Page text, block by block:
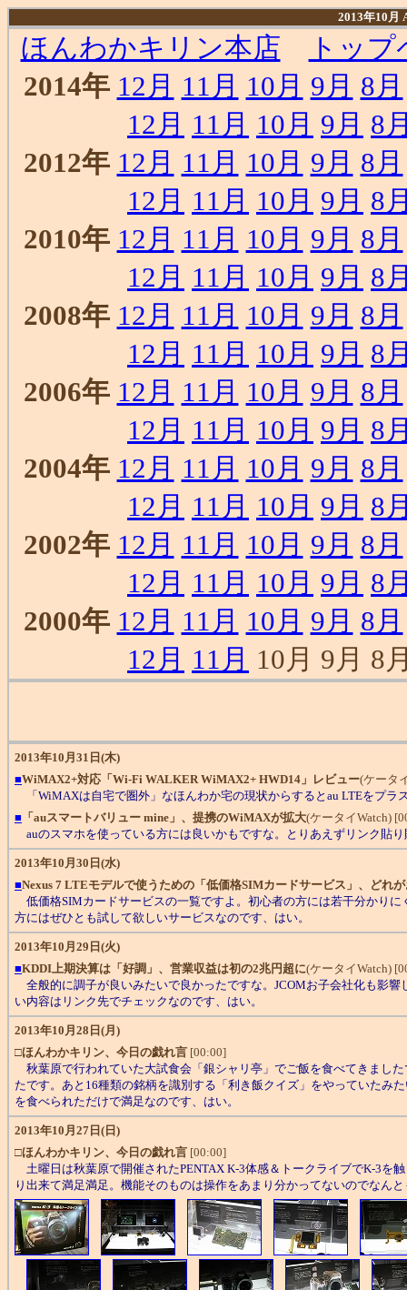
2013年10月
ほんわかキリン本店
トッ
2014年 12月 11月 10月 9月 8月
12月 11月 10月 9月 8
2012年 12月 11月 10月 9月 8月
12月 11月 10月 9月 8
2010年 12月 11月 10月 9月 8月
12月 11月 10月 9月 8
2008年 12月 11月 10月 9月 8月
12月 11月 10月 9月 8
2006年 12月 11月 10月 9月 8月
12月 11月 10月 9月 8
2004年 12月 11月 10月 9月 8月
12月 11月 10月 9月 8
2002年 12月 11月 10月 9月 8月
12月 11月 10月 9月 8
2000年 12月 11月 10月 9月 8月
12月 11月 10月 9月 8
2013年10月31日(木)
■WiMAX2+対応「Wi-Fi WALKER WiMAX2+ HWD14」レビュー(ケータ
「WiMAXは自宅で圏外」なほんわか宅の現状からするとau LTEをプラ
■ 「auスマートバリュー mine」、提携のWiMAXが拡大(ケータイWatch)
auのスマホを使っている方には良いかもですな。とりあえずリンク貼り
2013年10月30日(水)
■Nexus 7 LTEモデルで使うための「低価格SIMカードサービス」、どれ
低価格SIMカードサービスの一覧ですよ。初心者の方には若干分かり
方にはぜひとも試して欲しいサービスなのです、はい。
2013年10月29日(火)
■KDDI上期決算は「好調」、営業収益は初の2兆円超に(ケータイWatch)
全般的に調子が良いみたいで良かったですな。JCOMお子会社化も影
い内容はリンク先でチェックなのです、はい。
2013年10月28日(月)
□ほんわかキリン、今日の戯れ言 [00:00]
秋葉原で行われていた大試食会「銀シャリ亭」でご飯を食べてきまし
たです。あと16種類の銘柄を識別する「利き飯クイズ」をやっていたみ
を食べられただけで満足なのです、はい。
2013年10月27日(日)
□ほんわかキリン、今日の戯れ言 [00:00]
土曜日は秋葉原で開催されたPENTAX K-3体感＆トークライブでK-3を
り出来て満足満足。機能そのものは操作をあまり分かってないのでなん